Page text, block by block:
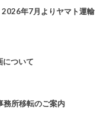
2026年7月よりヤマト運輸
について
務所移転のご案内